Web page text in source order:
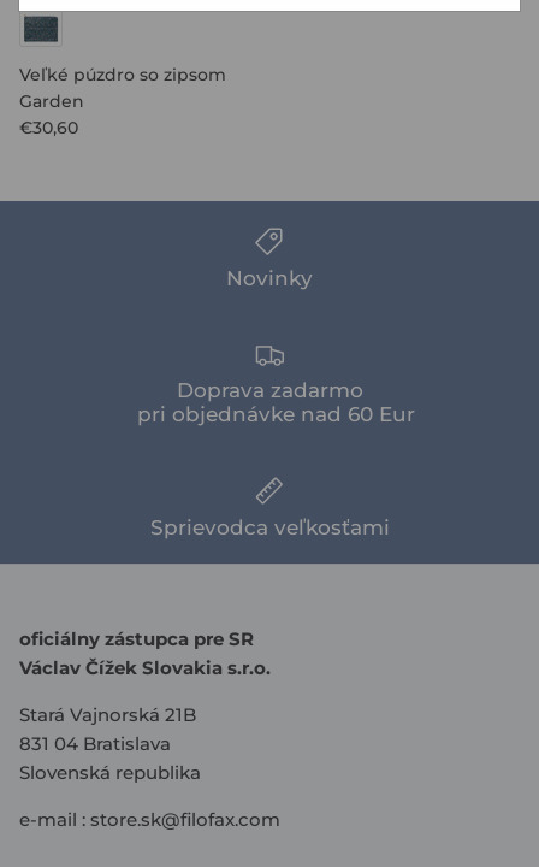
Veľké púzdro so zipsom
Garden
€30,60
Novinky
Doprava zadarmo
pri objednávke nad 60 Eur
Sprievodca veľkosťami
oficiálny zástupca pre SR
Václav Čížek Slovakia s.r.o.
Stará Vajnorská 21B
831 04 Bratislava
Slovenská republika
e-mail : store.sk@filofax.com